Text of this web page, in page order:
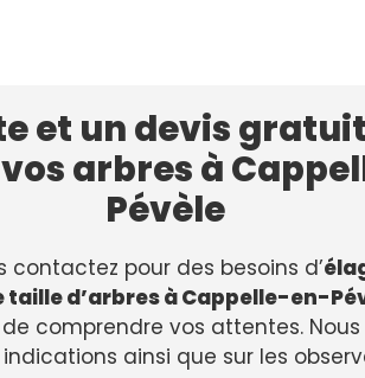
et un devis
arbres à
Pévèle
contactez pour des besoins d’
taille d’arbres à Cappelle-en-
comprendre vos attentes. Nous
ainsi que sur les